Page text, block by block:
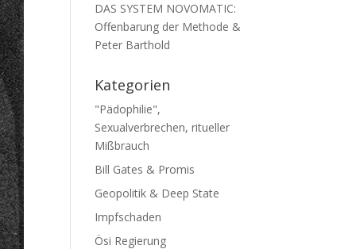
DAS SYSTEM NOVOMATIC:
Offenbarung der Methode &
Peter Barthold
Kategorien
"Pädophilie",
Sexualverbrechen, ritueller
Mißbrauch
Bill Gates & Promis
Geopolitik & Deep State
Impfschaden
Ösi Regierung